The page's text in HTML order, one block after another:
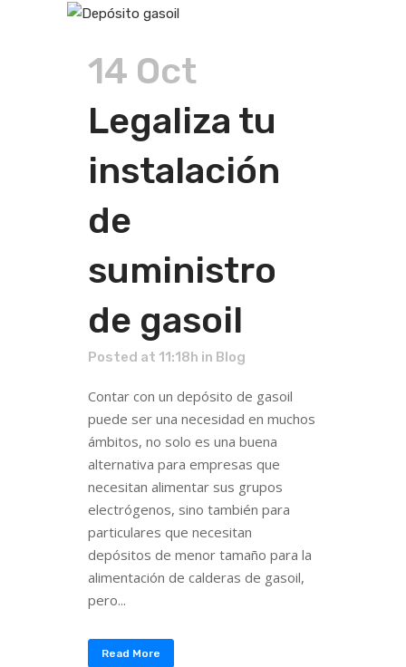
14 Oct
Legaliza tu
instalación
de
suministro
de gasoil
Posted at 11:18h in Blog
Contar con un depósito de gasoil
puede ser una necesidad en muchos
ámbitos, no solo es una buena
alternativa para empresas que
necesitan alimentar sus grupos
electrógenos, sino también para
particulares que necesitan
depósitos de menor tamaño para la
alimentación de calderas de gasoil,
pero...
Read More